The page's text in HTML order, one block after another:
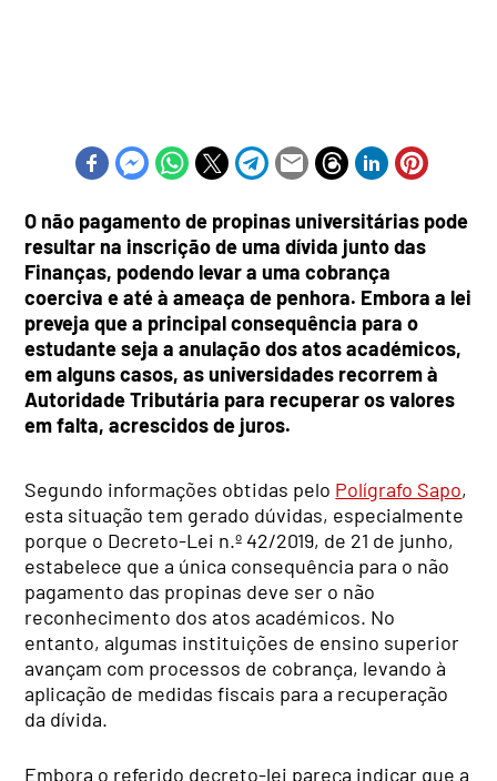
O não pagamento de propinas universitárias pode
resultar na inscrição de uma dívida junto das
Finanças, podendo levar a uma cobrança
coerciva e até à ameaça de penhora. Embora a lei
preveja que a principal consequência para o
estudante seja a anulação dos atos académicos,
em alguns casos, as universidades recorrem à
Autoridade Tributária para recuperar os valores
em falta, acrescidos de juros.
Segundo informações obtidas pelo Polígrafo Sapo,
esta situação tem gerado dúvidas, especialmente
porque o Decreto-Lei n.º 42/2019, de 21 de junho,
estabelece que a única consequência para o não
pagamento das propinas deve ser o não
reconhecimento dos atos académicos. No
entanto, algumas instituições de ensino superior
avançam com processos de cobrança, levando à
aplicação de medidas fiscais para a recuperação
da dívida.
Embora o referido decreto-lei pareça indicar que a